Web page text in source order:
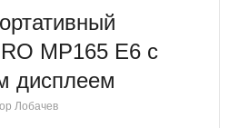
MP165 E6 с
дисплеем
Лобачев